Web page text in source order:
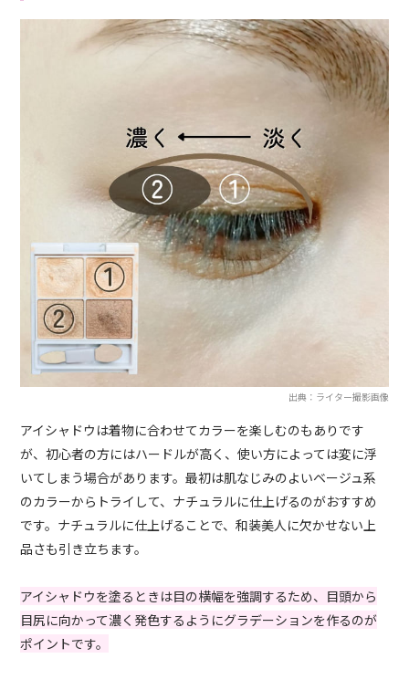
出典：ライター撮影画像
アイシャドウは着物に合わせてカラーを楽しむのもありです
が、初心者の方にはハードルが高く、使い方によっては変に浮
いてしまう場合があります。最初は肌なじみのよいベージュ系
のカラーからトライして、ナチュラルに仕上げるのがおすすめ
です。ナチュラルに仕上げることで、和装美人に欠かせない上
品さも引き立ちます。
アイシャドウを塗るときは目の横幅を強調するため、目頭から
目尻に向かって濃く発色するようにグラデーションを作るのが
ポイントです。